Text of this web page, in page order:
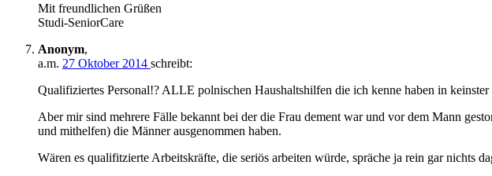
Mit freundlichen Grüßen
Studi-SeniorCare
Anonym,
a.m. 27 Oktober 2014 schreibt:
Qualifiziertes Personal!? ALLE polnischen Haushaltshilfen die ich kenne haben in
Aber mir sind mehrere Fälle bekannt bei der die Frau dement war und vor dem Mann
und mithelfen) die Männer ausgenommen haben.
Wären es qualifitzierte Arbeitskräfte, die seriös arbeiten würde, spräche ja rein gar nichts